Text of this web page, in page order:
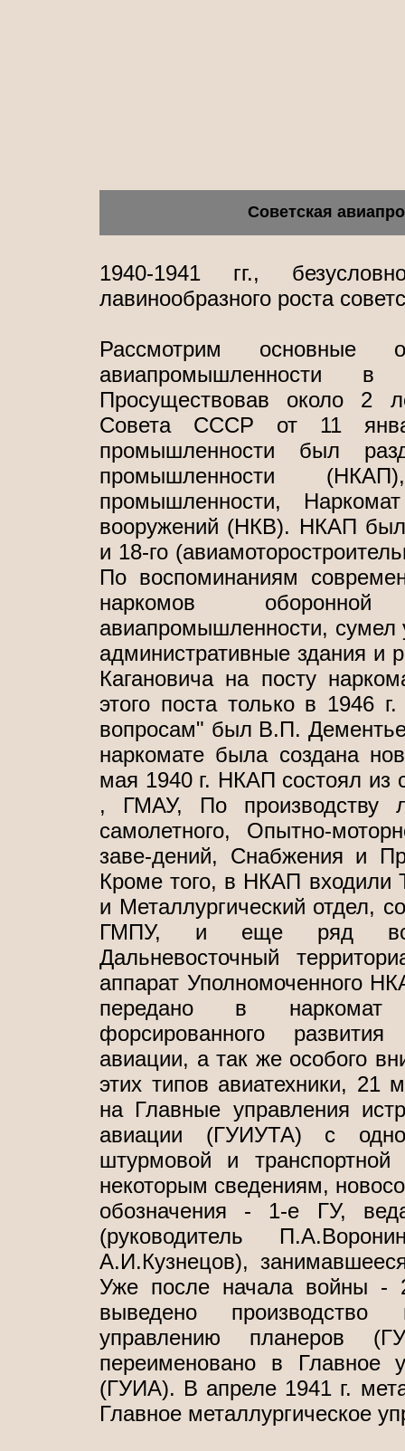
Советская
1940-1941 гг.,
лавинообразного роста
Рассмотрим основные
авиапромышленности
Просуществовав около 2
Совета СССР от 11
промышленности был
промышленности
промышленности,
вооружений (НКВ). НКАП был
и 18-го
По воспоминаниям
наркомов
авиапромышленности, сумел
административные здания
Кагановича на посту
этого поста только в 1946
вопросам" был В.П.
наркомате была создана
мая 1940 г. НКАП состоял
, ГМАУ, По производству
самолетного, Опытно-
заве-дений, Снабжения и
Кроме того, в НКАП входили
и Металлургический отдел,
ГМПУ, и еще ряд
Дальневосточный
аппарат Уполномоченного
передано в наркомат
форсированного
авиации, а так же особого
этих типов авиатехники, 21
на Главные управления
авиации (ГУИУТА) с
штурмовой и
некоторым сведениям,
обозначения - 1-е ГУ,
(руководитель
А.И.Кузнецов),
Уже после начала войны
выведено производство
управлению планеров
переименовано в Главное
(ГУИА). В апреле 1941 г.
Главное металлургическое